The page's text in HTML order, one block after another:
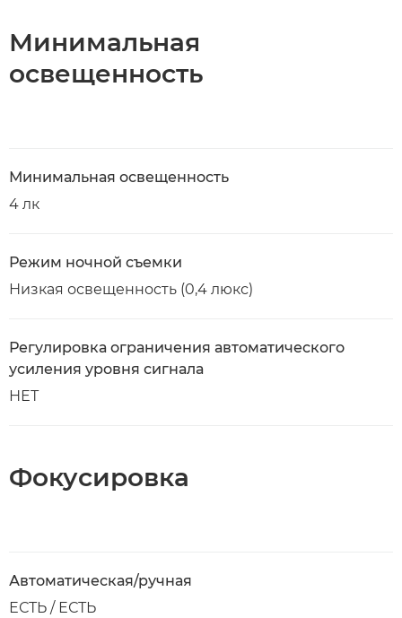
Минимальная
освещенность
Минимальная освещенность
4 лк
Режим ночной съемки
Низкая освещенность (0,4 люкс)
Регулировка ограничения автоматического
усиления уровня сигнала
НЕТ
Фокусировка
Автоматическая/ручная
ЕСТЬ / ЕСТЬ